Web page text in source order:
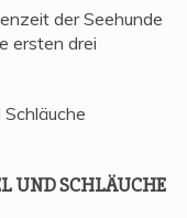
der Seehunde
ersten drei
UND SCHLÄUCHE